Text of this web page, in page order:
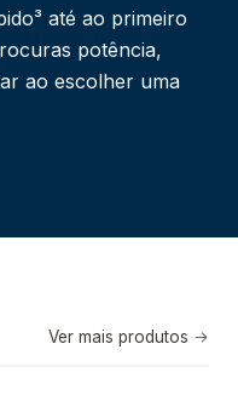
até ao primeiro
potência,
ao escolher uma
Ver mais produtos